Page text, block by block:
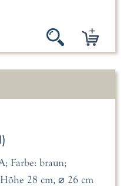
Farbe: braun;
28 cm, ⌀ 26 cm